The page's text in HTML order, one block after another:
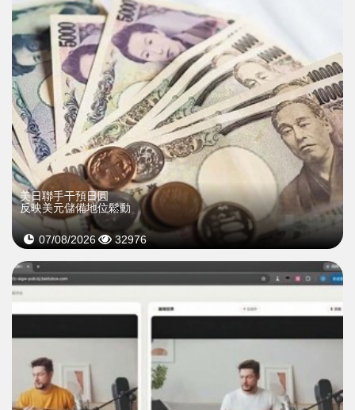
美日聯手干預日圓
反映美元儲備地位鬆動
07/08/2026 32976